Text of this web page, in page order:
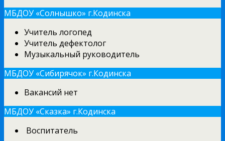
МБДОУ «Солнышко» г.Кодинска
Учитель логопед
Учитель дефектолог
Музыкальный руководитель
МБДОУ «Сибирячок» г.Кодинска
Вакансий нет
МБДОУ «Сказка» г.Кодинска
Воспитатель